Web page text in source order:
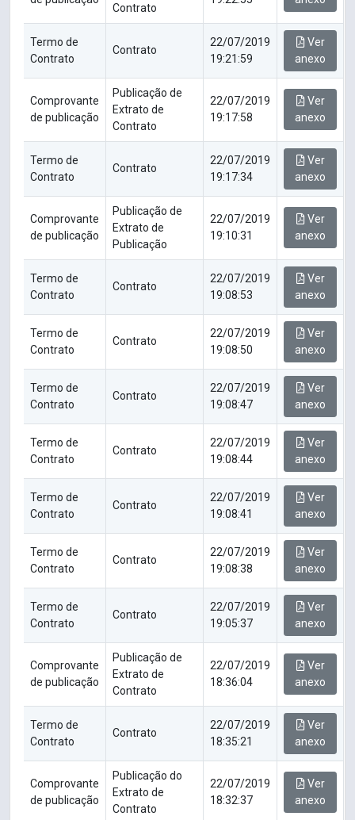
Contrato
Termo de
Contrato
Contrato
22/07/2019
19:21:59
Ver
anexo
Comprovante
de publicação
Publicação de
Extrato de
Contrato
22/07/2019
19:17:58
Ver
anexo
Termo de
Contrato
Contrato
22/07/2019
19:17:34
Ver
anexo
Comprovante
de publicação
Publicação de
Extrato de
Publicação
22/07/2019
19:10:31
Ver
anexo
Termo de
Contrato
Contrato
22/07/2019
19:08:53
Ver
anexo
Termo de
Contrato
Contrato
22/07/2019
19:08:50
Ver
anexo
Termo de
Contrato
Contrato
22/07/2019
19:08:47
Ver
anexo
Termo de
Contrato
Contrato
22/07/2019
19:08:44
Ver
anexo
Termo de
Contrato
Contrato
22/07/2019
19:08:41
Ver
anexo
Termo de
Contrato
Contrato
22/07/2019
19:08:38
Ver
anexo
Termo de
Contrato
Contrato
22/07/2019
19:05:37
Ver
anexo
Comprovante
de publicação
Publicação de
Extrato de
Contrato
22/07/2019
18:36:04
Ver
anexo
Termo de
Contrato
Contrato
22/07/2019
18:35:21
Ver
anexo
Comprovante
de publicação
Publicação do
Extrato de
Contrato
22/07/2019
18:32:37
Ver
anexo